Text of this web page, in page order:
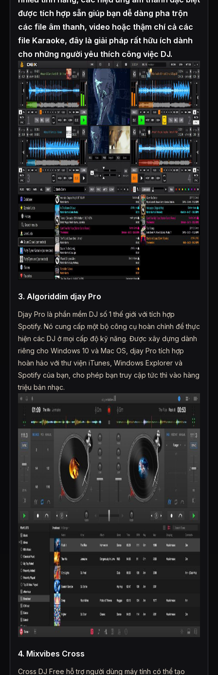
được tích hợp sẵn giúp bạn dễ dàng pha trộn
các file âm thanh, video hoặc thậm chí cả các
file Karaoke, đây là giải pháp rất hữu ích dành
cho những người yêu thích công việc DJ.
3. Algoriddim djay Pro
Djay Pro là phần mềm DJ số 1 thế giới với tích hợp
Spotify. Nó cung cấp một bộ công cụ hoàn chỉnh để thực
hiện các DJ ở mọi cấp độ kỹ năng. Được xây dựng dành
riêng cho Windows 10 và Mac OS, djay Pro tích hợp
hoàn hảo với thư viện iTunes, Windows Explorer và
Spotify của bạn, cho phép bạn truy cập tức thì vào hàng
triệu bản nhạc.
4. Mixvibes Cross
Cross DJ Free hỗ trợ người dùng máy tính có thể tạo